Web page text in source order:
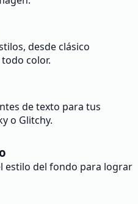
desde clásico
color.
de texto para tus
o Glitchy.
estilo del fondo para lograr